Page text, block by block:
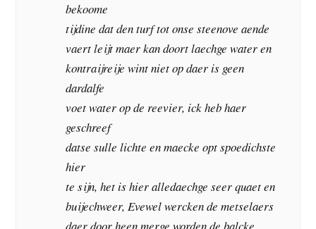
bekoome
tijdine dat den turf tot onse steenove aende
vaert leijt maer kan doort laechge water en
kontraijreije wint niet op daer is geen
dardalfe
voet water op de reevier, ick heb haer
geschreef
datse sulle lichte en maecke opt spoedichste
hier
te sijn, het is hier alledaechge seer quaet en
buijechweer, Evewel wercken de metselaers